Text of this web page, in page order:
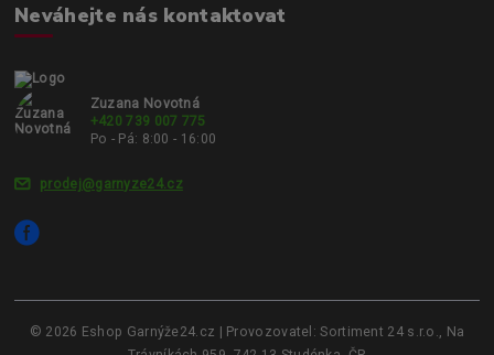
Neváhejte nás kontaktovat
Zuzana Novotná
+420 739 007 775
Po - Pá: 8:00 - 16:00
prodej@garnyze24.cz
© 2026 Eshop Garnýže24.cz | Provozovatel: Sortiment 24 s.r.o., Na